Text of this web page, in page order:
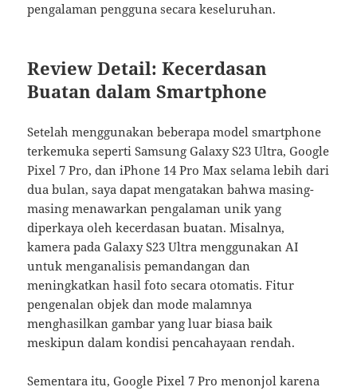
pengalaman pengguna secara keseluruhan.
Review Detail: Kecerdasan
Buatan dalam Smartphone
Setelah menggunakan beberapa model smartphone
terkemuka seperti Samsung Galaxy S23 Ultra, Google
Pixel 7 Pro, dan iPhone 14 Pro Max selama lebih dari
dua bulan, saya dapat mengatakan bahwa masing-
masing menawarkan pengalaman unik yang
diperkaya oleh kecerdasan buatan. Misalnya,
kamera pada Galaxy S23 Ultra menggunakan AI
untuk menganalisis pemandangan dan
meningkatkan hasil foto secara otomatis. Fitur
pengenalan objek dan mode malamnya
menghasilkan gambar yang luar biasa baik
meskipun dalam kondisi pencahayaan rendah.
Sementara itu, Google Pixel 7 Pro menonjol karena